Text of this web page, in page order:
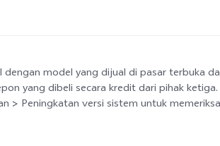
dengan model yang dijual di pasar terbuka
yang dibeli secara kredit dari pihak
> Peningkatan versi sistem untuk